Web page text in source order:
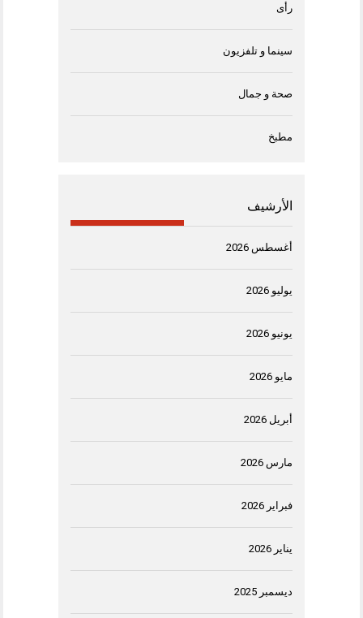
رأى
سينما و تلفزيون
صحة و جمال
مطبخ
الأرشيف
أغسطس 2026
يوليو 2026
يونيو 2026
مايو 2026
أبريل 2026
مارس 2026
فبراير 2026
يناير 2026
ديسمبر 2025